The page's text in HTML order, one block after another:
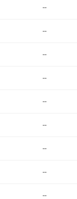
--
--
--
--
--
--
--
--
--